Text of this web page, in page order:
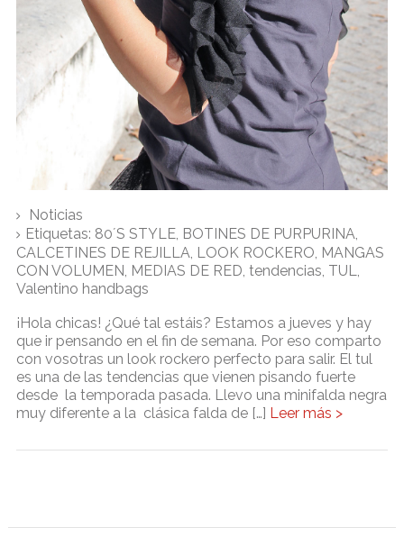
Noticias
Etiquetas: 80´S STYLE, BOTINES DE PURPURINA
CALCETINES DE REJILLA LOOK ROCKERO MANGAS
CON VOLUMEN MEDIAS DE RED tendencias TUL
Valentino handbags
¡Hola chicas! ¿Qué tal estáis? Estamos a jueves y hay
que ir pensando en el fin de semana. Por eso comparto
con vosotras un look rockero perfecto para salir. El tul
es una de las tendencias que vienen pisando fuerte
desde la temporada pasada. Llevo una minifalda negra
muy diferente a la clásica falda de […] Leer más >